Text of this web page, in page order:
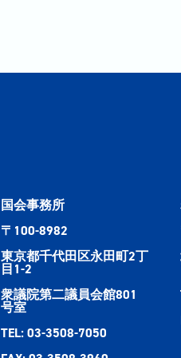
国会事務所
〒100-8982
東京都千代田区永田町2丁
目1-2
衆議院第二議員会館801
号室
TEL: 03-3508-7050